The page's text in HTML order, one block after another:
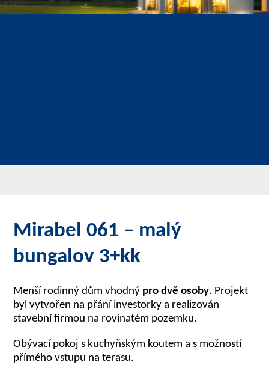
Mirabel 061 – malý
bungalov 3+kk
Menší rodinný dům vhodný pro dvě osoby. Projekt
byl vytvořen na přání investorky a realizován
stavební firmou na rovinatém pozemku.
Obývací pokoj s kuchyňským koutem a s možností
přímého vstupu na terasu.